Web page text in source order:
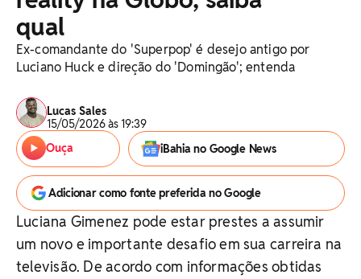
qual
Ex-comandante do 'Superpop' é desejo antigo por
Luciano Huck e direção do 'Domingão'; entenda
Lucas Sales
15/05/2026 às 19:39
Ouça
iBahia no Google News
Adicionar como fonte preferida no Google
Luciana Gimenez pode estar prestes a assumir
um novo e importante desafio em sua carreira na
televisão. De acordo com informações obtidas